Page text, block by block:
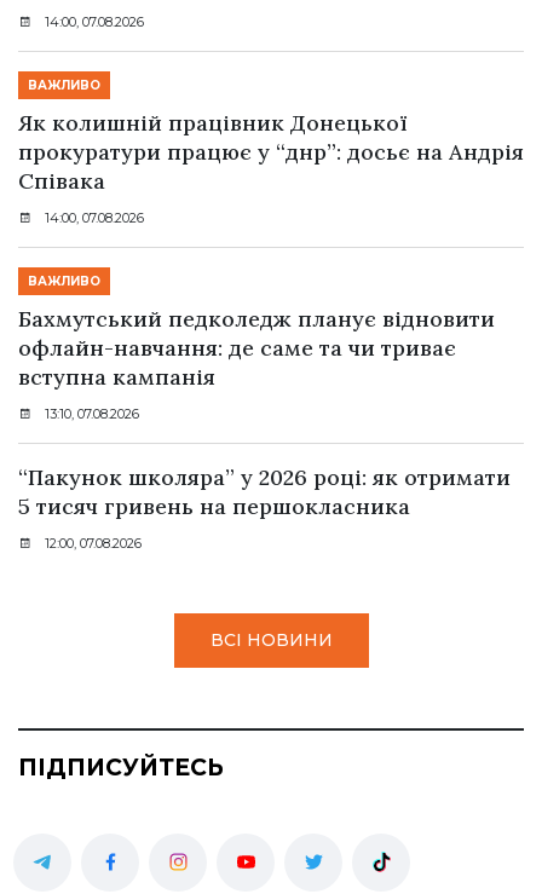
14:00, 07.08.2026
ВАЖЛИВО
Як колишній працівник Донецької
прокуратури працює у “днр”: досьє на Андрія
Співака
14:00, 07.08.2026
ВАЖЛИВО
Бахмутський педколедж планує відновити
офлайн-навчання: де саме та чи триває
вступна кампанія
13:10, 07.08.2026
“Пакунок школяра” у 2026 році: як отримати
5 тисяч гривень на першокласника
12:00, 07.08.2026
ВСІ НОВИНИ
ПІДПИСУЙТЕСЬ